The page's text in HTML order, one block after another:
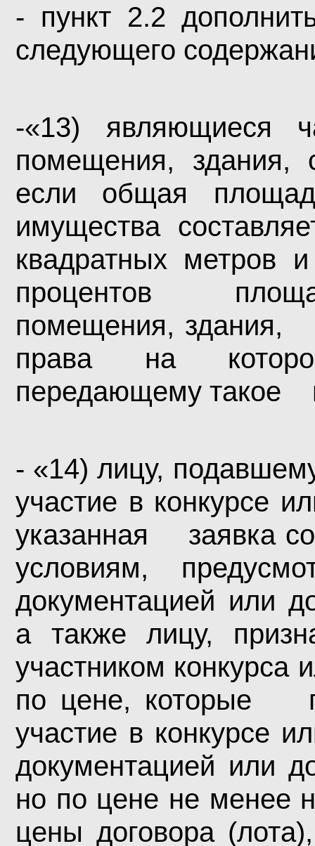
- пункт 2.2
следующего
-«13)
помещения, здания,
если общая
имущества
квадратных
процентов
помещения, здания,
права на
передающему такое
- «14) лицу,
участие в конкурсе
указанная заявка
условиям,
документацией или
а также лицу,
участником конкурса
по цене, которые
участие в конкурсе
документацией или
но по цене не менее
цены договора